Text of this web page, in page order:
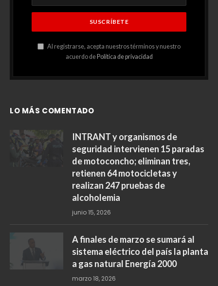
Al registrarse, acepta nuestros términos y nuestro
acuerdo dePolítica de privacidad
LO MÁS COMENTADO
INTRANT y organismos de
seguridad intervienen 15 paradas
de motoconcho; eliminan tres,
retienen 64 motocicletas y
realizan 247 pruebas de
alcoholemia
junio 15, 2026
A finales de marzo se sumará al
sistema eléctrico del país la planta
a gas natural Energía 2000
marzo 18, 2026